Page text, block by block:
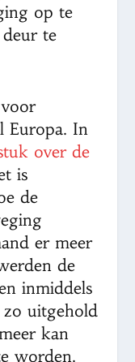
op te
deur te
Europa. In
over de
is
de
er meer
de
inmiddels
zo uitgehold
kan
worden.